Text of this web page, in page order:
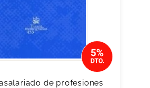
de profesiones